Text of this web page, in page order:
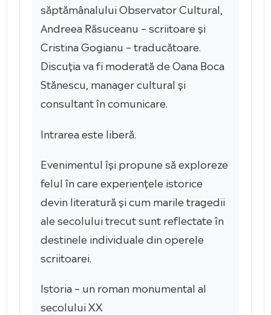
săptămânalului Observator Cultural,
Andreea Răsuceanu – scriitoare și
Cristina Gogianu – traducătoare.
Discuția va fi moderată de Oana Boca
Stănescu, manager cultural și
consultant în comunicare.
Intrarea este liberă.
Evenimentul își propune să exploreze
felul în care experiențele istorice
devin literatură și cum marile tragedii
ale secolului trecut sunt reflectate în
destinele individuale din operele
scriitoarei.
Istoria – un roman monumental al
secolului XX